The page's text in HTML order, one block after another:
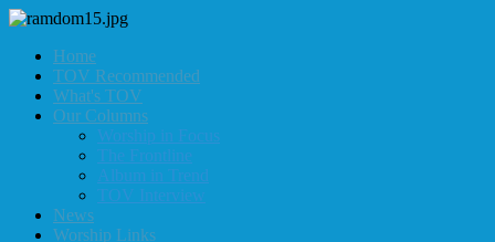
Home
TOV Recommended
What's TOV
Our Columns
Worship in Focus
The Frontline
Album in Trend
TOV Interview
News
Worship Links